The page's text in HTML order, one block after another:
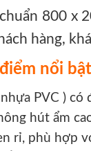
800 x
hàng,
nổi
PVC )
hút ẩm
rỉ, phù hợp